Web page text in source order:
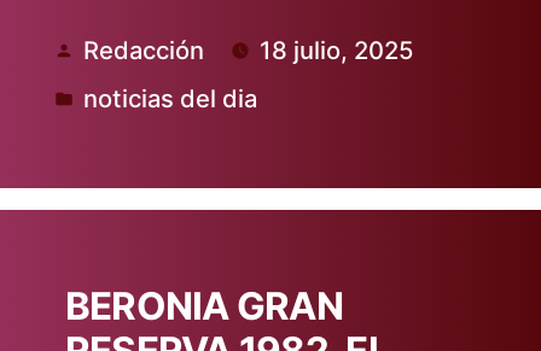
Publicado
por
Redacción 18 julio, 2025
Publicado
noticias del dia
BERONIA GRAN